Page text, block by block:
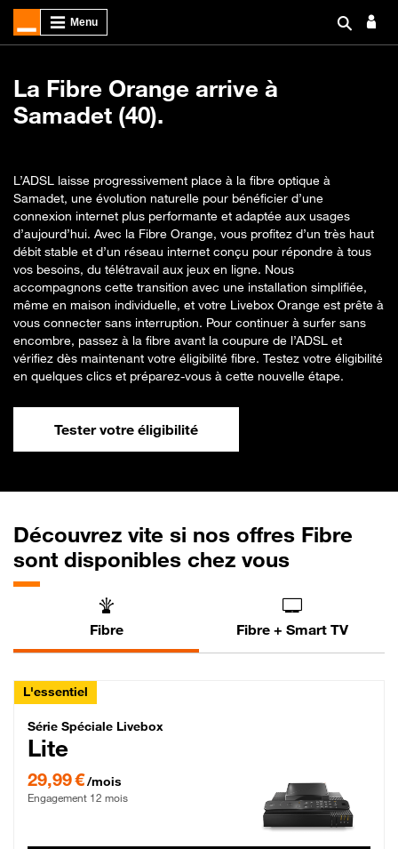
La Fibre Orange arrive à
Samadet (40).
L’ADSL laisse progressivement place à la fibre optique à
Samadet, une évolution naturelle pour bénéficier d’une
connexion internet plus performante et adaptée aux usages
d’aujourd’hui. Avec la Fibre Orange, vous profitez d’un très haut
débit stable et d’un réseau internet conçu pour répondre à tous
vos besoins, du télétravail aux jeux en ligne. Nous
accompagnons cette transition avec une installation simplifiée,
même en maison individuelle, et votre Livebox Orange est prête à
vous connecter sans interruption. Pour continuer à surfer sans
encombre, passez à la fibre avant la coupure de l’ADSL et
vérifiez dès maintenant votre éligibilité fibre. Testez votre éligibilité
en quelques clics et préparez-vous à cette nouvelle étape.
Tester votre éligibilité
Découvrez vite si nos offres Fibre
sont disponibles chez vous
Fibre Fibre + Smart TV
L'essentiel
Série Spéciale Livebox Lite Fibre
Série Spéciale Livebox
Lite
29,99 €/mois
Engagement 12 mois